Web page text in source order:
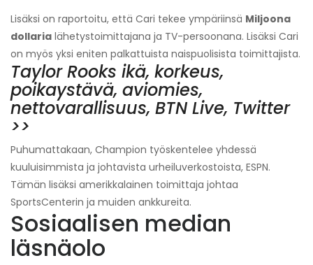
Lisäksi on raportoitu, että Cari tekee ympäriinsä Miljoona
dollaria lähetystoimittajana ja TV-persoonana. Lisäksi Cari
on myös yksi eniten palkattuista naispuolisista toimittajista.
Taylor Rooks ikä, korkeus,
poikaystävä, aviomies,
nettovarallisuus, BTN Live, Twitter
>>
Puhumattakaan, Champion työskentelee yhdessä
kuuluisimmista ja johtavista urheiluverkostoista, ESPN.
Tämän lisäksi amerikkalainen toimittaja johtaa
SportsCenterin ja muiden ankkureita.
Sosiaalisen median
läsnäolo